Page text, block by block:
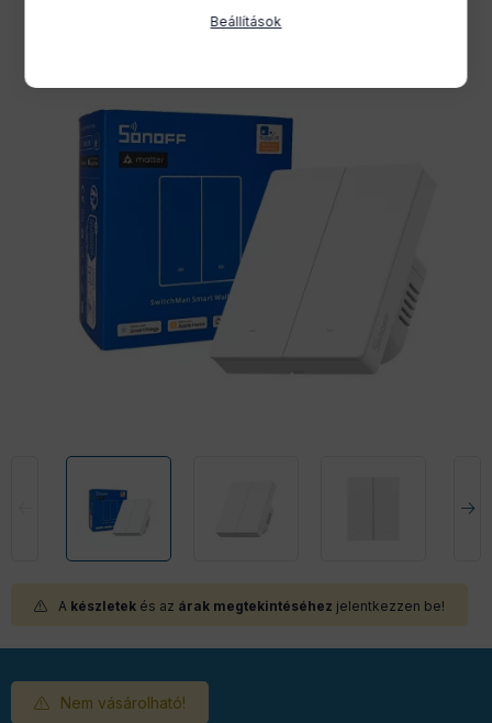
A készletek és az árak megtekintéséhez jelentkezzen be!
Nem vásárolható!
Beállítások